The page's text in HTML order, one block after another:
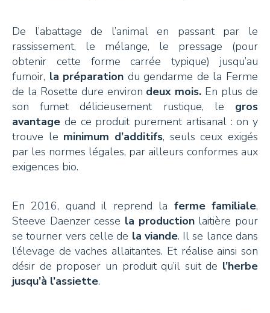
NOUS SUIVRE
De l’abattage de l’animal en passant par le
rassissement, le mélange, le pressage (pour
obtenir cette forme carrée typique) jusqu’au
fumoir, la préparation du gendarme de la Ferme
de la Rosette dure environ deux mois. En plus de
son fumet délicieusement rustique, le gros
avantage de ce produit purement artisanal : on y
trouve le minimum d’additifs, seuls ceux exigés
par les normes légales, par ailleurs conformes aux
exigences bio.
En 2016, quand il reprend la ferme familiale,
Steeve Daenzer cesse la productionlaitière pour
se tourner vers celle de la viande. Il se lance dans
l’élevage de vaches allaitantes. Et réalise ainsi son
désir de proposer un produit qu’il suit de l’herbe
jusqu’à l’assiette.